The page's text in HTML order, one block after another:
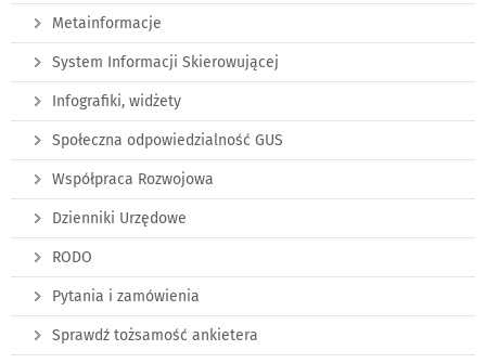
Metainformacje
System Informacji Skierowującej
Infografiki, widżety
Społeczna odpowiedzialność GUS
Współpraca Rozwojowa
Dzienniki Urzędowe
RODO
Pytania i zamówienia
Sprawdź tożsamość ankietera